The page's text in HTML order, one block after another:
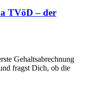
TVöD – der
Gehaltsabrechnung
fragst Dich, ob die